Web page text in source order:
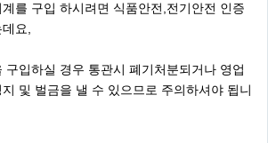
를 구입 하시려면 식품안전,전기안전 인증
요,
구입하실 경우 통관시 폐기처분되거나 영업
및 벌금을 낼 수 있으므로 주의하셔야 됩니